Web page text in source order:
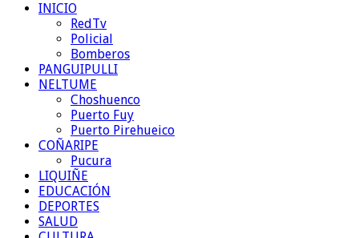
INICIO
RedTv
Policial
Bomberos
PANGUIPULLI
NELTUME
Choshuenco
Puerto Fuy
Puerto Pirehueico
COÑARIPE
Pucura
LIQUIÑE
EDUCACIÓN
DEPORTES
SALUD